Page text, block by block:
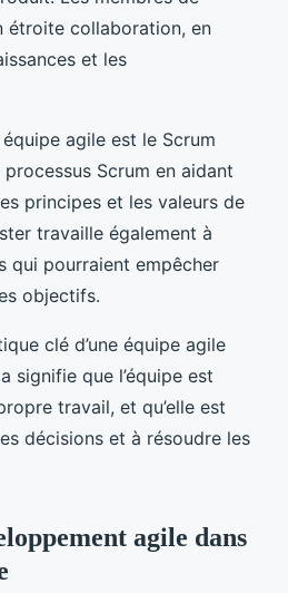
étroite collaboration, en
et les
agile est le Scrum
Scrum en aidant
principes et les valeurs de
travaille également à
qui pourraient empêcher
objectifs.
clé d’une équipe agile
signifie que l’équipe est
travail, et qu’elle est
décisions et à résoudre les
agile dans